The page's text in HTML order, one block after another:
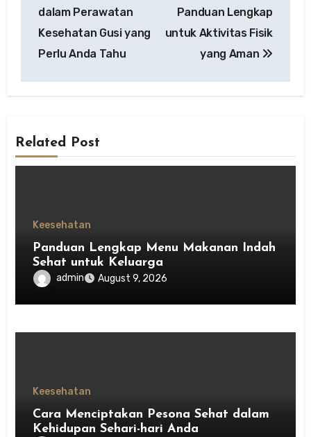
navigation
dalam Perawatan
Kesehatan Gusi yang
Perlu Anda Tahu
Panduan Lengkap
untuk Aktivitas Fisik
yang Aman
Related Post
Keesehatan
Panduan Lengkap Menu Makanan Indah
Sehat untuk Keluarga
admin August 9, 2026
Keesehatan
Cara Menciptakan Pesona Sehat dalam
Kehidupan Sehari-hari Anda